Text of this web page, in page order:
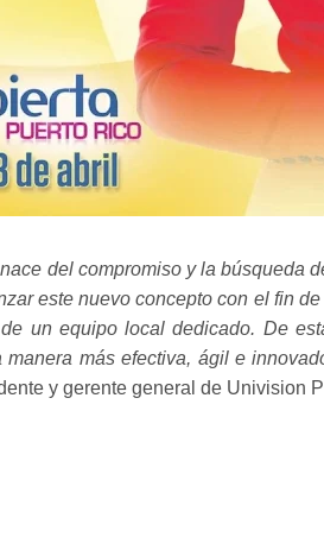
nace del compromiso y la búsqueda
este nuevo concepto con el fin
un equipo local dedicado. De
más efectiva, ágil e
y gerente general de Univision